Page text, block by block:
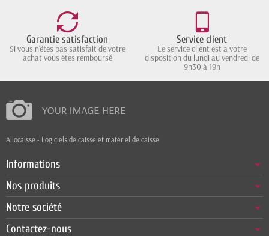
Garantie satisfaction
Si vous n'êtes pas satisfait de votre
achat vous êtes remboursé
Service client
Le service client est a votre
disposition du lundi au vendredi de
9h30 à 19h
Allocaisse - Logiciels de caisse et matériel de caisse
Informations
Nos produits
Notre société
Contactez-nous